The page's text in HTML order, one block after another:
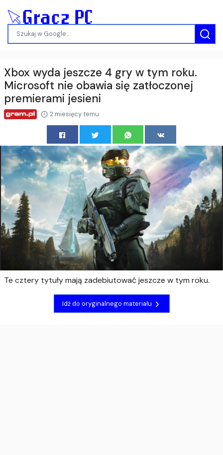
Xbox wyda jeszcze 4 gry w tym roku.
Microsoft nie obawia się zatłoczonej
premierami jesieni
2 miesięcy temu
Te cztery tytuły mają zadebiutować jeszcze w tym roku.
Idź do oryginalnego materiału